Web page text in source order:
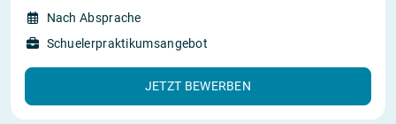
Nach Absprache
Schuelerpraktikumsangebot
JETZT BEWERBEN